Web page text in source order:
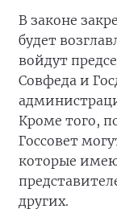
В законе
будет
войдут
Совфеда и
Кроме того,
Госсовет
которые
других.